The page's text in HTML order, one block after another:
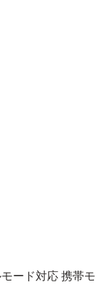
ード対応 携帯モ